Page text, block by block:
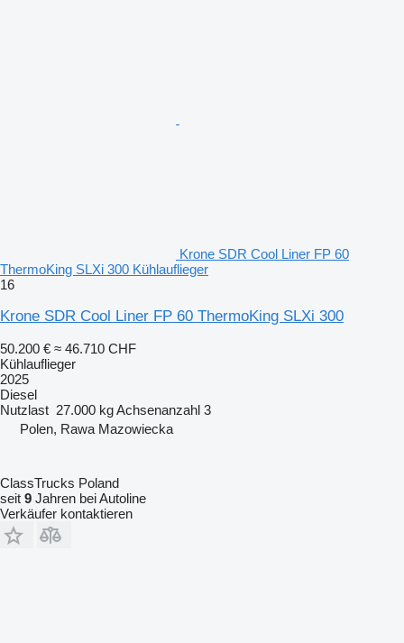
Krone SDR Cool Liner FP 60
ThermoKing SLXi 300 Kühlauflieger
16
Krone SDR Cool Liner FP 60 ThermoKing SLXi 300
50.200 € ≈ 46.710 CHF
Kühlauflieger
2025
Diesel
Nutzlast 27.000 kgAchsenanzahl 3
Polen, Rawa Mazowiecka
ClassTrucks Poland
seit 9 Jahren bei Autoline
Verkäufer kontaktieren